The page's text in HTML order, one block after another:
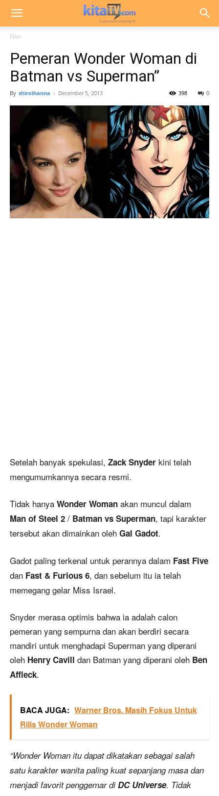
Film
Pemeran Wonder Woman di
Batman vs Superman”
By shiroihanna - December 5, 2013 0
398
Setelah banyak spekulasi, Zack Snyder kini telah
mengumumkannya secara resmi.
Tidak hanya Wonder Woman akan muncul dalam
Man of Steel 2 / Batman vs Superman, tapi karakter
tersebut akan dimainkan oleh Gal Gadot.
Gadot paling terkenal untuk perannya dalam Fast Five
dan Fast & Furious 6, dan sebelum itu ia telah
memegang gelar Miss Israel.
Snyder merasa optimis bahwa ia adalah calon
pemeran yang sempurna dan akan berdiri secara
mandiri untuk menghadapi Superman yang diperani
oleh Henry Cavill dan Batman yang diperani oleh Ben
Affleck.
BACA JUGA: Warner Bros. Masih Fokus Untuk
Rilis Wonder Woman
“Wonder Woman itu dapat dikatakan sebagai salah
satu karakter wanita paling kuat sepanjang masa dan
menjadi favorit penggemar diDC Universe. Tidak